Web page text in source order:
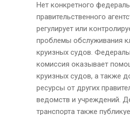
Нет конкретного
правительственного
регулирует или
проблемы обслуживания
круизных судов.
комиссия оказывает
круизных судов, а также
ресурсы от других
ведомств и учреждений.
транспорта также